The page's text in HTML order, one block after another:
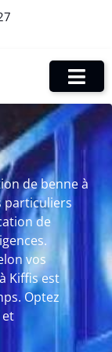
de benne à
particuliers
de
vos
Kiffis est
Optez